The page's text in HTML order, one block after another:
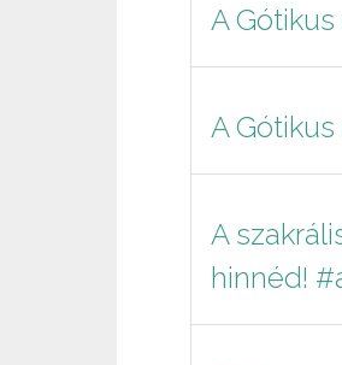
A
A
A
hinnéd!